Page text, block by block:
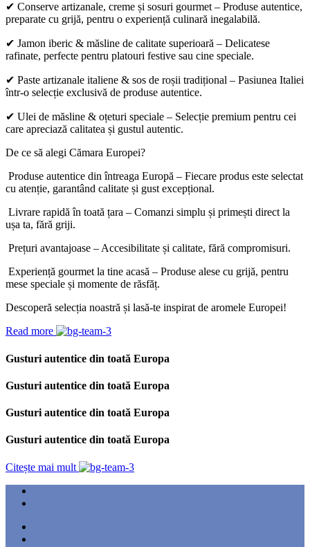
✔ Conserve artizanale, creme și sosuri gourmet – Produse autentice,
preparate cu grijă, pentru o experiență culinară inegalabilă.
✔ Jamon iberic & măsline de calitate superioară – Delicatese
rafinate, perfecte pentru platouri festive sau cine speciale.
✔ Paste artizanale italiene & sos de roșii tradițional – Pasiunea Italiei
într-o selecție exclusivă de produse autentice.
✔ Ulei de măsline & oțeturi speciale – Selecție premium pentru cei
care apreciază calitatea și gustul autentic.
De ce să alegi Cămara Europei?
Produse autentice din întreaga Europă – Fiecare produs este selectat
cu atenție, garantând calitate și gust excepțional.
Livrare rapidă în toată țara – Comanzi simplu și primești direct la
ușa ta, fără griji.
Prețuri avantajoase – Accesibilitate și calitate, fără compromisuri.
Experiență gourmet la tine acasă – Produse alese cu grijă, pentru
mese speciale și momente de răsfăț.
Descoperă selecția noastră și lasă-te inspirat de aromele Europei!
Read more
Gusturi autentice din toată Europa
Gusturi autentice din toată Europa
Gusturi autentice din toată Europa
Gusturi autentice din toată Europa
Citește mai mult